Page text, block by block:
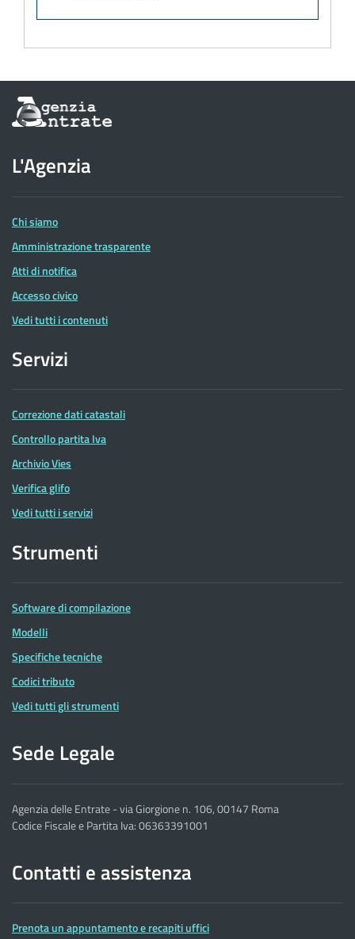
Informazioni
sul
dell'Agenzia
delle
Entrate
L'Agenzia
Chi siamo
Amministrazione trasparente
Atti di notifica
Accesso civico
Vedi tutti i contenuti
Servizi
Correzione dati catastali
Controllo partita Iva
Archivio Vies
Verifica glifo
Vedi tutti i servizi
Strumenti
Software di compilazione
Modelli
Specifiche tecniche
Codici tributo
Vedi tutti gli strumenti
Sede Legale
Agenzia delle Entrate - via Giorgione n. 106, 00147 Roma
Codice Fiscale e Partita Iva: 06363391001
Contatti e assistenza
Prenota un appuntamento e recapiti uffici